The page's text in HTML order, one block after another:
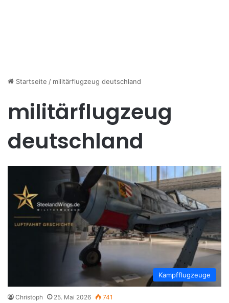
Startseite / militärflugzeug deutschland
militärflugzeug
deutschland
Kampfflugzeuge
Christoph 25. Mai 2026 741